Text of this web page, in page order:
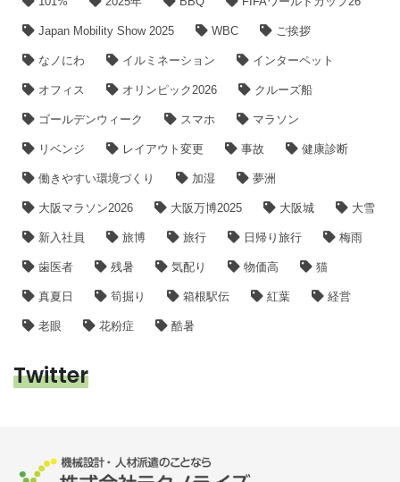
Japan Mobility Show 2025 WBC ご挨拶
なノにわ イルミネーション インターペット
オフィス オリンピック2026 クルーズ船
ゴールデンウィーク スマホ マラソン
リベンジ レイアウト変更 事故 健康診断
働きやすい環境づくり 加湿 夢洲
大阪マラソン2026 大阪万博2025 大阪城 大雪
新入社員 旅博 旅行 日帰り旅行 梅雨
歯医者 残暑 気配り 物価高 猫
真夏日 筍掘り 箱根駅伝 紅葉 経営
老眼 花粉症 酷暑
Twitter